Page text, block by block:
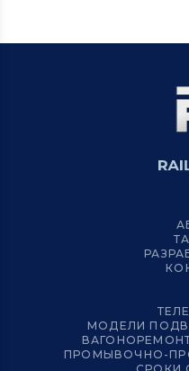
МОДЕЛИ
ПРОМЫВОЧНО-